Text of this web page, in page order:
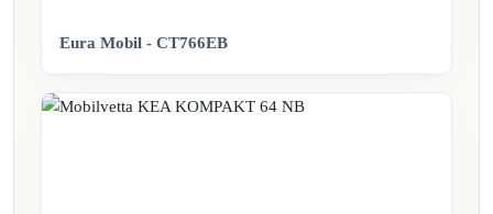
Eura Mobil - CT766EB